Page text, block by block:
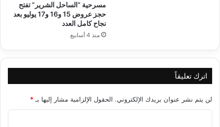
مسرحية “الساحل الشرير” تفتح
حجز عروض 15 و16 و17 يوليو بعد
نجاح كامل العدد
منذ 4 أسابيع
اترك تعليقاً
لن يتم نشر عنوان بريدك الإلكتروني. الحقول الإلزامية مشار إليها بـ*